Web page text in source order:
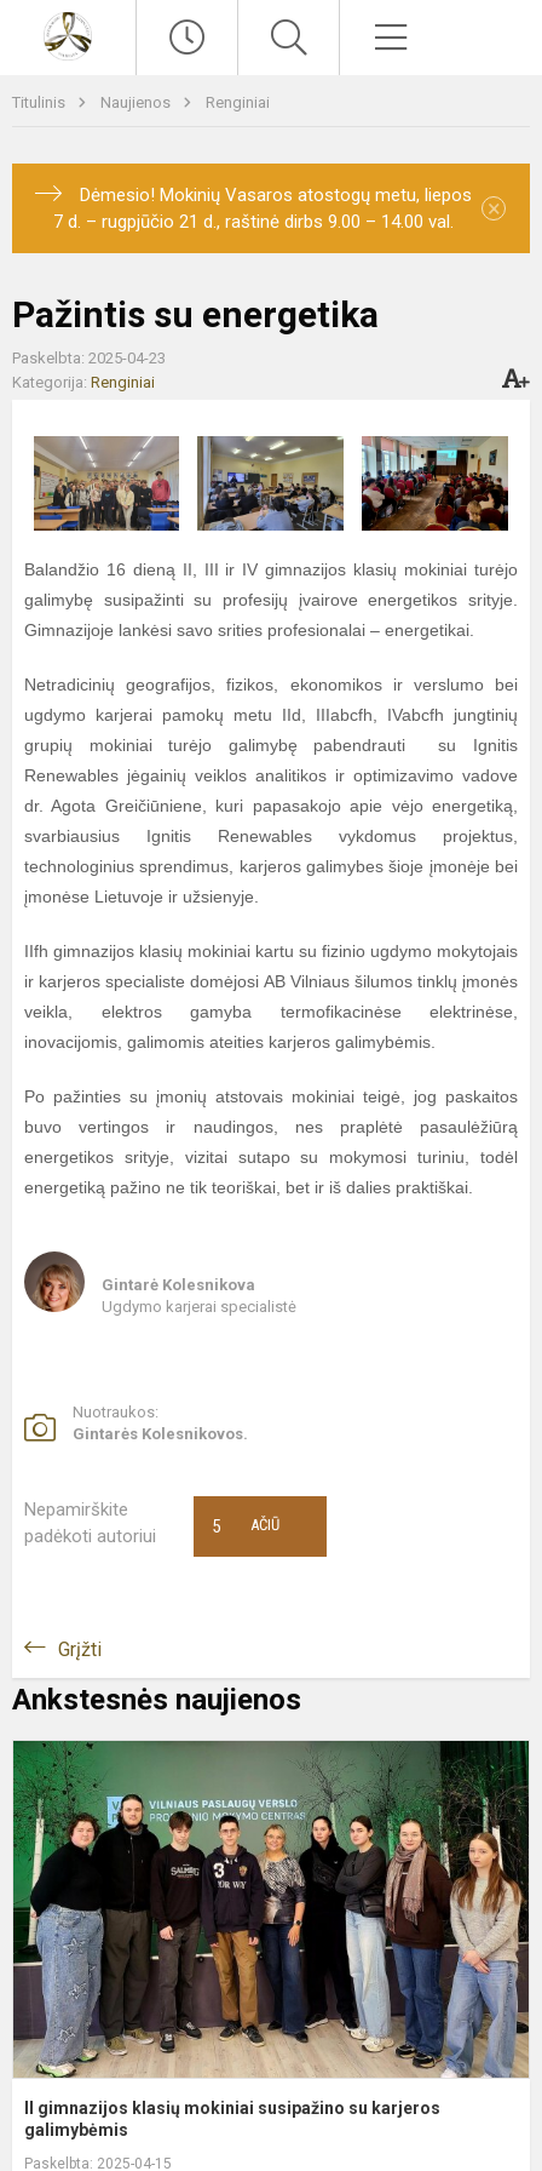
Titulinis Naujienos Renginiai
Dėmesio! Mokinių Vasaros atostogų metu, liepos
7 d. – rugpjūčio 21 d., raštinė dirbs 9.00 – 14.00 val.
×
Pažintis su energetika
Paskelbta: 2025-04-23
Kategorija: Renginiai
Balandžio 16 dieną II, III ir IV gimnazijos klasių mokiniai turėjo
galimybę susipažinti su profesijų įvairove energetikos srityje.
Gimnazijoje lankėsi savo srities profesionalai – energetikai.
Netradicinių geografijos, fizikos, ekonomikos ir verslumo bei
ugdymo karjerai pamokų metu IId, IIIabcfh, IVabcfh jungtinių
grupių mokiniai turėjo galimybę pabendrauti su Ignitis
Renewables jėgainių veiklos analitikos ir optimizavimo vadove
dr. Agota Greičiūniene, kuri papasakojo apie vėjo energetiką,
svarbiausius Ignitis Renewables vykdomus projektus,
technologinius sprendimus, karjeros galimybes šioje įmonėje bei
įmonėse Lietuvoje ir užsienyje.
IIfh gimnazijos klasių mokiniai kartu su fizinio ugdymo mokytojais
ir karjeros specialiste domėjosi AB Vilniaus šilumos tinklų įmonės
veikla, elektros gamyba termofikacinėse elektrinėse,
inovacijomis, galimomis ateities karjeros galimybėmis.
Po pažinties su įmonių atstovais mokiniai teigė, jog paskaitos
buvo vertingos ir naudingos, nes praplėtė pasaulėžiūrą
energetikos srityje, vizitai sutapo su mokymosi turiniu, todėl
energetiką pažino ne tik teoriškai, bet ir iš dalies praktiškai.
Gintarė Kolesnikova
Ugdymo karjerai specialistė
Nuotraukos:
Gintarės Kolesnikovos.
Nepamirškite
padėkoti autoriui
AČIŪ
5
Grįžti
Ankstesnės naujienos
II gimnazijos klasių mokiniai susipažino su karjeros
galimybėmis
Paskelbta: 2025-04-15